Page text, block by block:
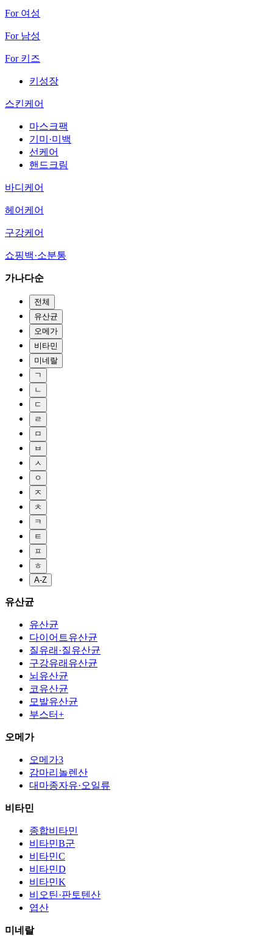
For 여성
For 남성
For 키즈
키성장
스킨케어
마스크팩
기미·미백
선케어
핸드크림
바디케어
헤어케어
구강케어
쇼핑백·소분통
가나다순
전체
유산균
오메가
비타민
미네랄
ㄱ
ㄴ
ㄷ
ㄹ
ㅁ
ㅂ
ㅅ
ㅇ
ㅈ
ㅊ
ㅋ
ㅌ
ㅍ
ㅎ
A-Z
유산균
유산균
다이어트유산균
질유래·질유산균
구강유래유산균
뇌유산균
코유산균
모발유산균
부스터+
오메가
오메가3
감마리놀렌산
대마종자유·오일류
비타민
종합비타민
비타민B군
비타민C
비타민D
비타민K
비오틴·판토텐산
엽산
미네랄